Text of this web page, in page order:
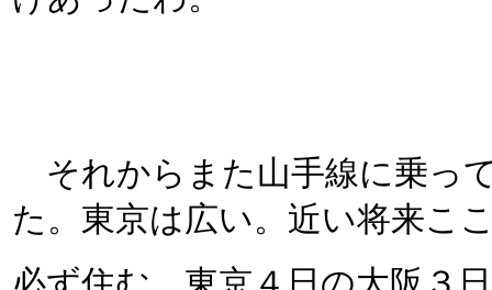
それからまた山手線に乗っ
た。東京は広い。近い将来こ